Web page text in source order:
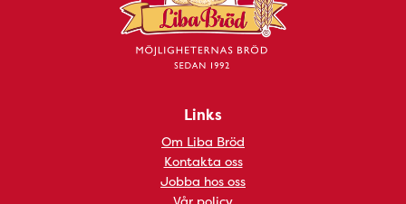
Links
Om Liba Bröd
Kontakta oss
Jobba hos oss